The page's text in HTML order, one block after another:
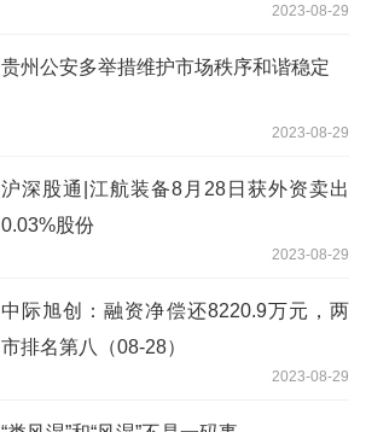
2023-08-29
贵州公安多举措维护市场秩序和谐稳定
2023-08-29
沪深股通|江航装备8月28日获外资卖出
0.03%股份
2023-08-29
中际旭创：融资净偿还8220.9万元，两
市排名第八（08-28）
2023-08-29